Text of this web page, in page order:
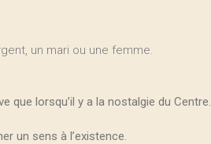
un mari ou une femme.
que lorsqu’il y a la nostalgie du Centre.
un sens à l’existence.